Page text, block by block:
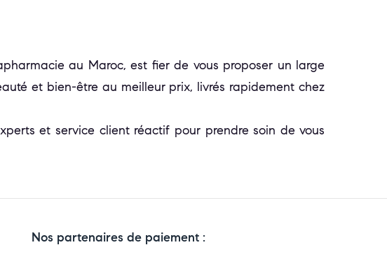
au Maroc, est fier de vous proposer un large
et bien-être au meilleur prix, livrés rapidement chez
et service client réactif pour prendre soin de vous
Nos partenaires de paiement :